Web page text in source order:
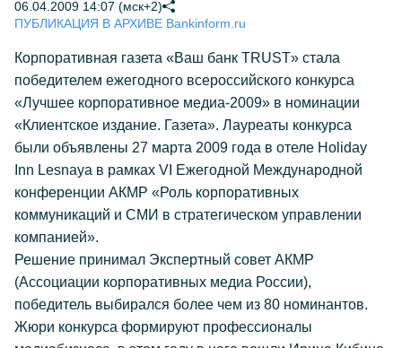
06.04.2009 14:07 (мск+2)
ПУБЛИКАЦИЯ В АРХИВЕ Bankinform.ru
Корпоративная газета «Ваш банк TRUST» стала
победителем ежегодного всероссийского конкурса
«Лучшее корпоративное медиа-2009» в номинации
«Клиентское издание. Газета». Лауреаты конкурса
были объявлены 27 марта 2009 года в отеле Holiday
Inn Lesnaya в рамках VI Ежегодной Международной
конференции АКМР «Роль корпоративных
коммуникаций и СМИ в стратегическом управлении
компанией».
Решение принимал Экспертный совет АКМР
(Ассоциации корпоративных медиа России),
победитель выбирался более чем из 80 номинантов.
Жюри конкурса формируют профессионалы